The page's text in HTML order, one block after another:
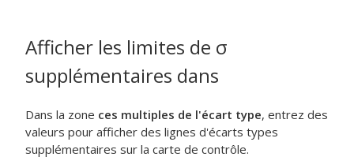
Afficher les limites de σ
supplémentaires dans
Dans la zone ces multiples de l'écart type, entrez des
valeurs pour afficher des lignes d'écarts types
supplémentaires sur la carte de contrôle.